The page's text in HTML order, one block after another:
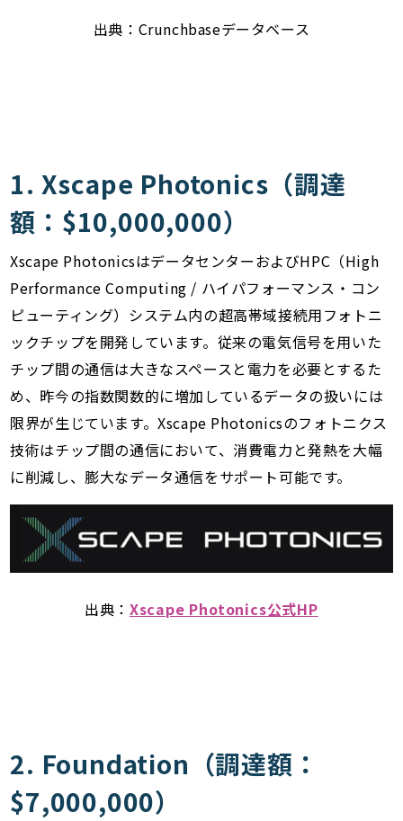
出典：Crunchbaseデータベース
1. Xscape Photonics（調達
額：$10,000,000）
Xscape PhotonicsはデータセンターおよびHPC（High
Performance Computing / ハイパフォーマンス・コン
ピューティング）システム内の超高帯域接続用フォトニ
ックチップを開発しています。従来の電気信号を用いた
チップ間の通信は大きなスペースと電力を必要とするた
め、昨今の指数関数的に増加しているデータの扱いには
限界が生じています。Xscape Photonicsのフォトニクス
技術はチップ間の通信において、消費電力と発熱を大幅
に削減し、膨大なデータ通信をサポート可能です。
出典： Xscape Photonics公式HP
2. Foundation（調達額：
$7,000,000）